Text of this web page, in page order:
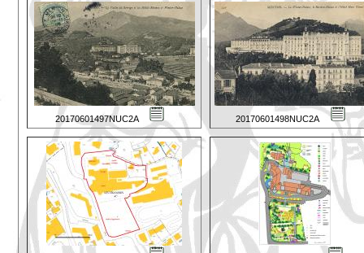
20170601497NUC2A 20170601498NUC2A